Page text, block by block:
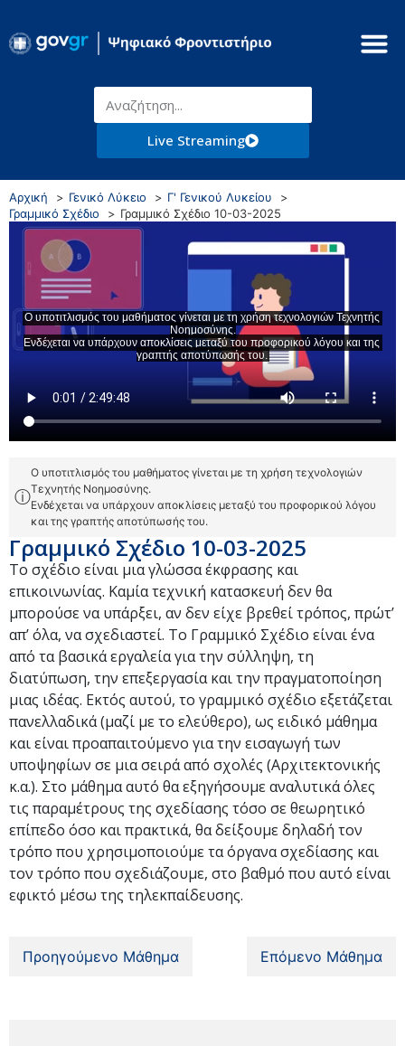
Live Streaming
Αρχική Γενικό Λύκειο
Γ' Γενικού Λυκείου
Γραμμικό Σχέδιο
Γραμμικό Σχέδιο 10-03-2025
ⓘ
Ο υποτιτλισμός του μαθήματος γίνεται με τη χρήση τεχνολογιών
Τεχνητής Νοημοσύνης.
Ενδέχεται να υπάρχουν αποκλίσεις μεταξύ του προφορικού λόγου
και της γραπτής αποτύπωσής του.
Γραμμικό Σχέδιο 10-03-2025
Το σχέδιο είναι μια γλώσσα έκφρασης και
επικοινωνίας. Καμία τεχνική κατασκευή δεν θα
μπορούσε να υπάρξει, αν δεν είχε βρεθεί τρόπος, πρώτ’
απ’ όλα, να σχεδιαστεί. Το Γραμμικό Σχέδιο είναι ένα
από τα βασικά εργαλεία για την σύλληψη, τη
διατύπωση, την επεξεργασία και την πραγματοποίηση
μιας ιδέας. Εκτός αυτού, το γραμμικό σχέδιο εξετάζεται
πανελλαδικά (μαζί με το ελεύθερο), ως ειδικό μάθημα
και είναι προαπαιτούμενο για την εισαγωγή των
υποψηφίων σε μια σειρά από σχολές (Αρχιτεκτονικής
κ.α.). Στο μάθημα αυτό θα εξηγήσουμε αναλυτικά όλες
τις παραμέτρους της σχεδίασης τόσο σε θεωρητικό
επίπεδο όσο και πρακτικά, θα δείξουμε δηλαδή τον
τρόπο που χρησιμοποιούμε τα όργανα σχεδίασης και
τον τρόπο που σχεδιάζουμε, στο βαθμό που αυτό είναι
εφικτό μέσω της τηλεκπαίδευσης.
Προηγούμενο Μάθημα Επόμενο Μάθημα